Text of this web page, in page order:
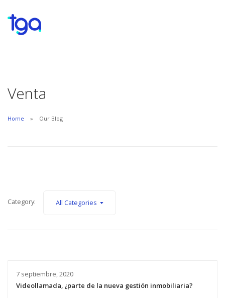
Venta
Home Our Blog
Category: All Categories
7 septiembre, 2020
Videollamada, ¿parte de la nueva gestión inmobiliaria?